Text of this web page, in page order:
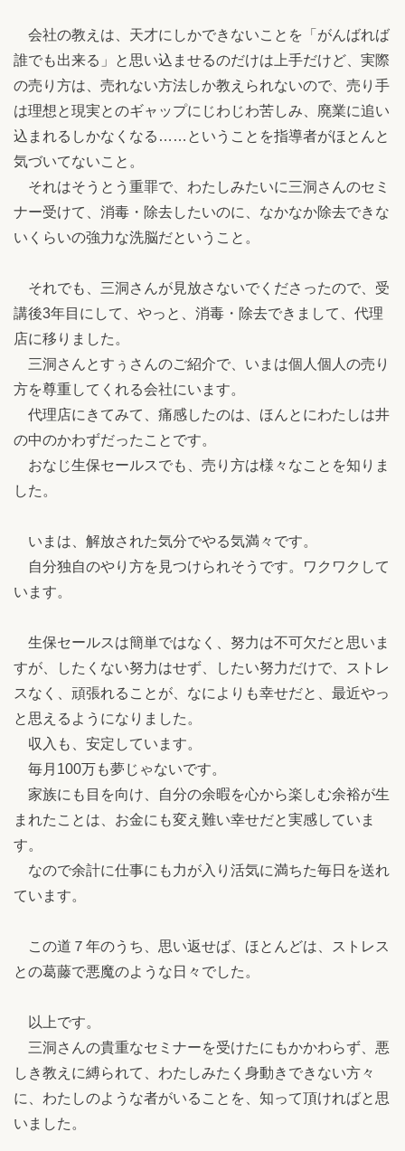
会社の教えは、天才にしかできないことを「がんばれば
誰でも出来る」と思い込ませるのだけは上手だけど、実際
の売り方は、売れない方法しか教えられないので、売り手
は理想と現実とのギャップにじわじわ苦しみ、廃業に追い
込まれるしかなくなる……ということを指導者がほとんと
気づいてないこと。
それはそうとう重罪で、わたしみたいに三洞さんのセミ
ナー受けて、消毒・除去したいのに、なかなか除去できな
いくらいの強力な洗脳だということ。
それでも、三洞さんが見放さないでくださったので、受
講後3年目にして、やっと、消毒・除去できまして、代理
店に移りました。
三洞さんとすぅさんのご紹介で、いまは個人個人の売り
方を尊重してくれる会社にいます。
代理店にきてみて、痛感したのは、ほんとにわたしは井
の中のかわずだったことです。
おなじ生保セールスでも、売り方は様々なことを知りま
した。
いまは、解放された気分でやる気満々です。
自分独自のやり方を見つけられそうです。ワクワクして
います。
生保セールスは簡単ではなく、努力は不可欠だと思いま
すが、したくない努力はせず、したい努力だけで、ストレ
スなく、頑張れることが、なによりも幸せだと、最近やっ
と思えるようになりました。
収入も、安定しています。
毎月100万も夢じゃないです。
家族にも目を向け、自分の余暇を心から楽しむ余裕が生
まれたことは、お金にも変え難い幸せだと実感していま
す。
なので余計に仕事にも力が入り活気に満ちた毎日を送れ
ています。
この道７年のうち、思い返せば、ほとんどは、ストレス
との葛藤で悪魔のような日々でした。
以上です。
三洞さんの貴重なセミナーを受けたにもかかわらず、悪
しき教えに縛られて、わたしみたく身動きできない方々
に、わたしのような者がいることを、知って頂ければと思
いました。